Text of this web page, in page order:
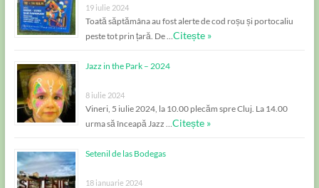
19 iulie 2024
Toată săptămâna au fost alerte de cod roșu și portocaliu
peste tot prin țară. De … Citește »
Jazz in the Park – 2024
8 iulie 2024
Vineri, 5 iulie 2024, la 10.00 plecăm spre Cluj. La 14.00
urma să înceapă Jazz … Citește »
Setenil de las Bodegas
18 ianuarie 2024